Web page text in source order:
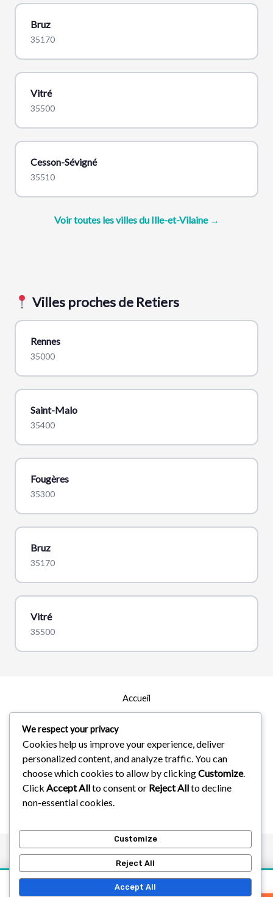
Bruz
35170
Vitré
35500
Cesson-Sévigné
35510
Voir toutes les villes du Ille-et-Vilaine →
Villes proches de Retiers
Rennes
35000
Saint-Malo
35400
Fougères
35300
Bruz
35170
Vitré
35500
Devis
Accueil
À Propos
Services
Droit d'Auteur © 2026
We respect your privacy
Cookies help us improve your experience, deliver
personalized content, and analyze traffic. You can
choose which cookies to allow by clickingCustomize.
Click Accept Allto consent or Reject Allto decline
non-essential cookies.
Customize
Reject All
Accept All